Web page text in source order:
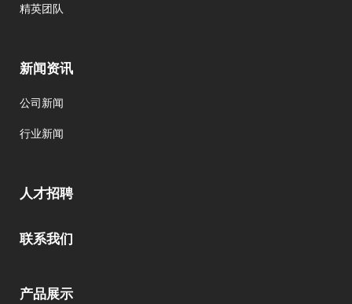
精英团队
新闻资讯
公司新闻
行业新闻
人才招聘
联系我们
产品展示